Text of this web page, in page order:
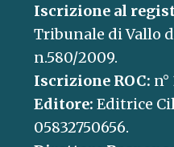
Iscrizione al
Tribunale di Vallo
n.580/2009.
Iscrizione ROC:
Editore: Editrice
05832750656.